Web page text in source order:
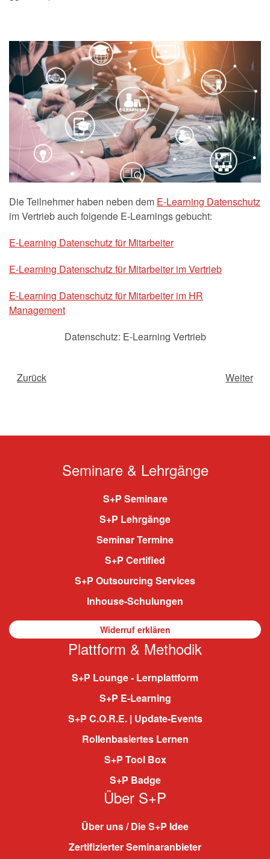
Die Teilnehmer haben neben dem E-Learning Datenschutz
im Vertrieb auch folgende E-Learnings gebucht:
E-Learning Datenschutz für Mitarbeiter
E-Learning Datenschutz für Mitarbeiter im Vertrieb
E-Learning Datenschutz für Mitarbeiter im HR
Management
Datenschutz: E-Learning Vertrieb
Zurück Weiter
Seminare & Lehrgänge
S+P Seminare
S+P Lehrgänge
Seminar Termine
S+P Certified
S+P Outsourcing Services
Inhouse-Schulungen
Widerruf erklären
Plattform & Methodik
S+P Lounge - Lernplattform
S+P E-Learning
S+P C.O.R.E. | Update-Events
Rollenbasiertes Lernen
S+P Tool Box
S+P Badge
Über S+P
Über uns / Die S+P Idee
Zertifizierter Seminaranbieter